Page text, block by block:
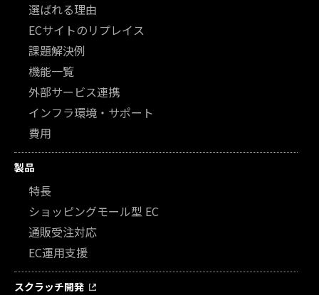
選ばれる理由
ECサイトのリプレイス
課題解決例
機能一覧
外部サービス連携
インフラ環境・サポート
費用
製品
特長
ショッピングモール型 EC
通販受注対応
EC運用支援
スクラッチ開発